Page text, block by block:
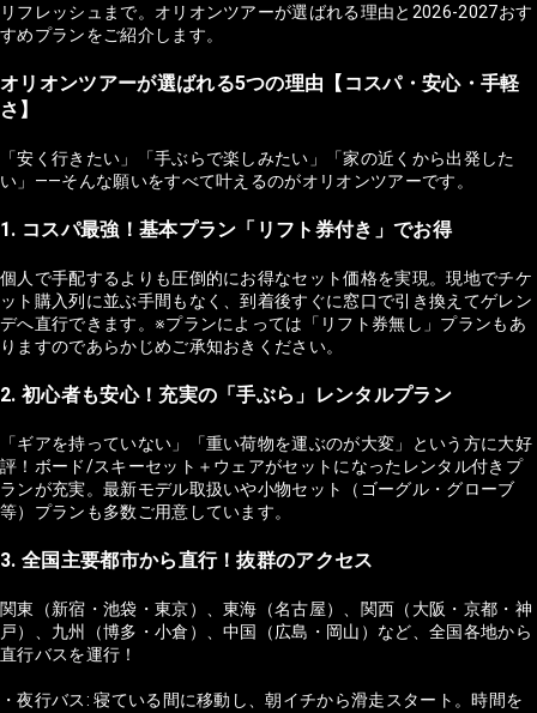
リフレッシュまで。オリオンツアーが選ばれる理由と2026-2027おす
すめプランをご紹介します。
オリオンツアーが選ばれる5つの理由【コスパ・安心・手軽
さ】
「安く行きたい」「手ぶらで楽しみたい」「家の近くから出発した
い」——そんな願いをすべて叶えるのがオリオンツアーです。
1. コスパ最強！基本プラン「リフト券付き」でお得
個人で手配するよりも圧倒的にお得なセット価格を実現。現地でチケ
ット購入列に並ぶ手間もなく、到着後すぐに窓口で引き換えてゲレン
デへ直行できます。※プランによっては「リフト券無し」プランもあ
りますのであらかじめご承知おきください。
2. 初心者も安心！充実の「手ぶら」レンタルプラン
「ギアを持っていない」「重い荷物を運ぶのが大変」という方に大好
評！ボード/スキーセット＋ウェアがセットになったレンタル付きプ
ランが充実。最新モデル取扱いや小物セット（ゴーグル・グローブ
等）プランも多数ご用意しています。
3. 全国主要都市から直行！抜群のアクセス
関東（新宿・池袋・東京）、東海（名古屋）、関西（大阪・京都・神
戸）、九州（博多・小倉）、中国（広島・岡山）など、全国各地から
直行バスを運行！
・夜行バス: 寝ている間に移動し、朝イチから滑走スタート。時間を